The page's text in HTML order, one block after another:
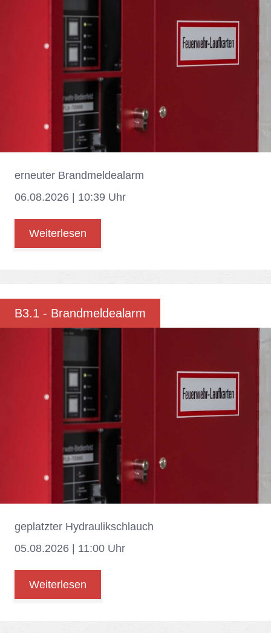
er­neu­ter Brand­mel­de­alarm
06.08.2026 | 10:39 Uhr
Weiterlesen
B3.1 - Brand­mel­de­alarm
ge­platz­ter Hy­drau­lik­schlauch
05.08.2026 | 11:00 Uhr
Weiterlesen